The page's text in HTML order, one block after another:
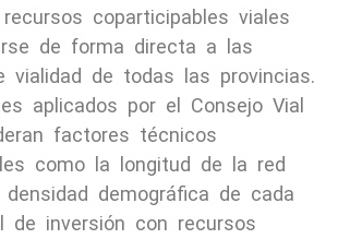
coparticipables viales
de forma directa a las
vialidad de todas las provincias.
aplicados por el Consejo Vial
factores técnicos
como la longitud de la red
densidad demográfica de cada
de inversión con recursos